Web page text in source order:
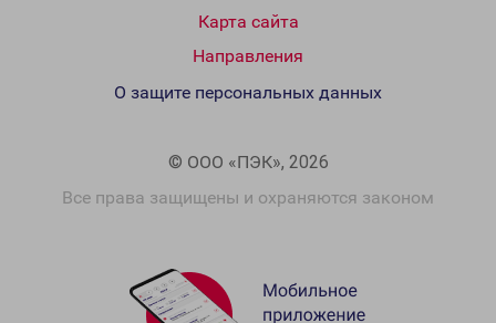
Карта сайта
Направления
© ООО «ПЭК», 2026
Все права защищены и охраняются законом
О защите персональных данных